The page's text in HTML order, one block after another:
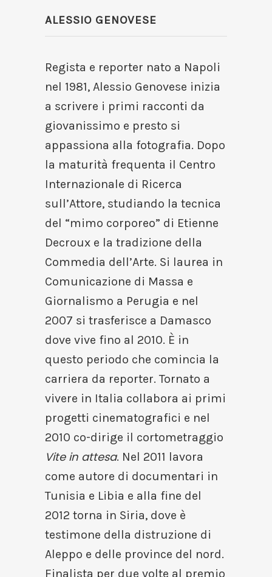
ALESSIO GENOVESE
Regista e reporter nato a Napoli
nel 1981, Alessio Genovese inizia
a scrivere i primi racconti da
giovanissimo e presto si
appassiona alla fotografia. Dopo
la maturità frequenta il Centro
Internazionale di Ricerca
sull’Attore, studiando la tecnica
del “mimo corporeo” di Etienne
Decroux e la tradizione della
Commedia dell’Arte. Si laurea in
Comunicazione di Massa e
Giornalismo a Perugia e nel
2007 si trasferisce a Damasco
dove vive fino al 2010. È in
questo periodo che comincia la
carriera da reporter. Tornato a
vivere in Italia collabora ai primi
progetti cinematografici e nel
2010 co-dirige il cortometraggio
Vite in attesa. Nel 2011 lavora
come autore di documentari in
Tunisia e Libia e alla fine del
2012 torna in Siria, dove è
testimone della distruzione di
Aleppo e delle province del nord.
Finalista per due volte al premio